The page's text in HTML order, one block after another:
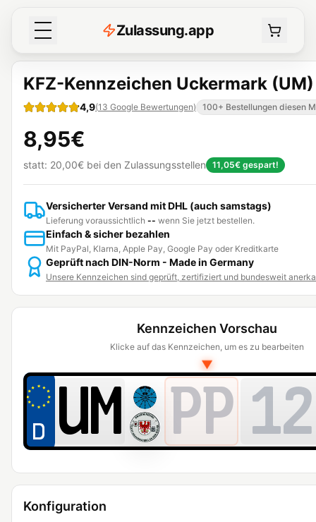
Zulassung.app
KFZ-Kennzeichen Uckermark (UM)
4,9(13 Google Bewertungen) 100+ Bestellungen diesen
8,95€
statt: 20,00€ bei den Zulassungsstellen 11,05€ gespart!
Versicherter Versand mit DHL (auch samstags)
Lieferung voraussichtlich -- wenn Sie jetzt bestellen.
Einfach & sicher bezahlen
Mit PayPal, Klarna, Apple Pay, Google Pay oder Kreditkarte
Geprüft nach DIN-Norm - Made in Germany
Unsere Kennzeichen sind geprüft, zertifiziert und bundesweit
Konfiguration
Kennzeichen Vorschau
Klicke auf das Kennzeichen, um es zu bearbeiten
▼
PP